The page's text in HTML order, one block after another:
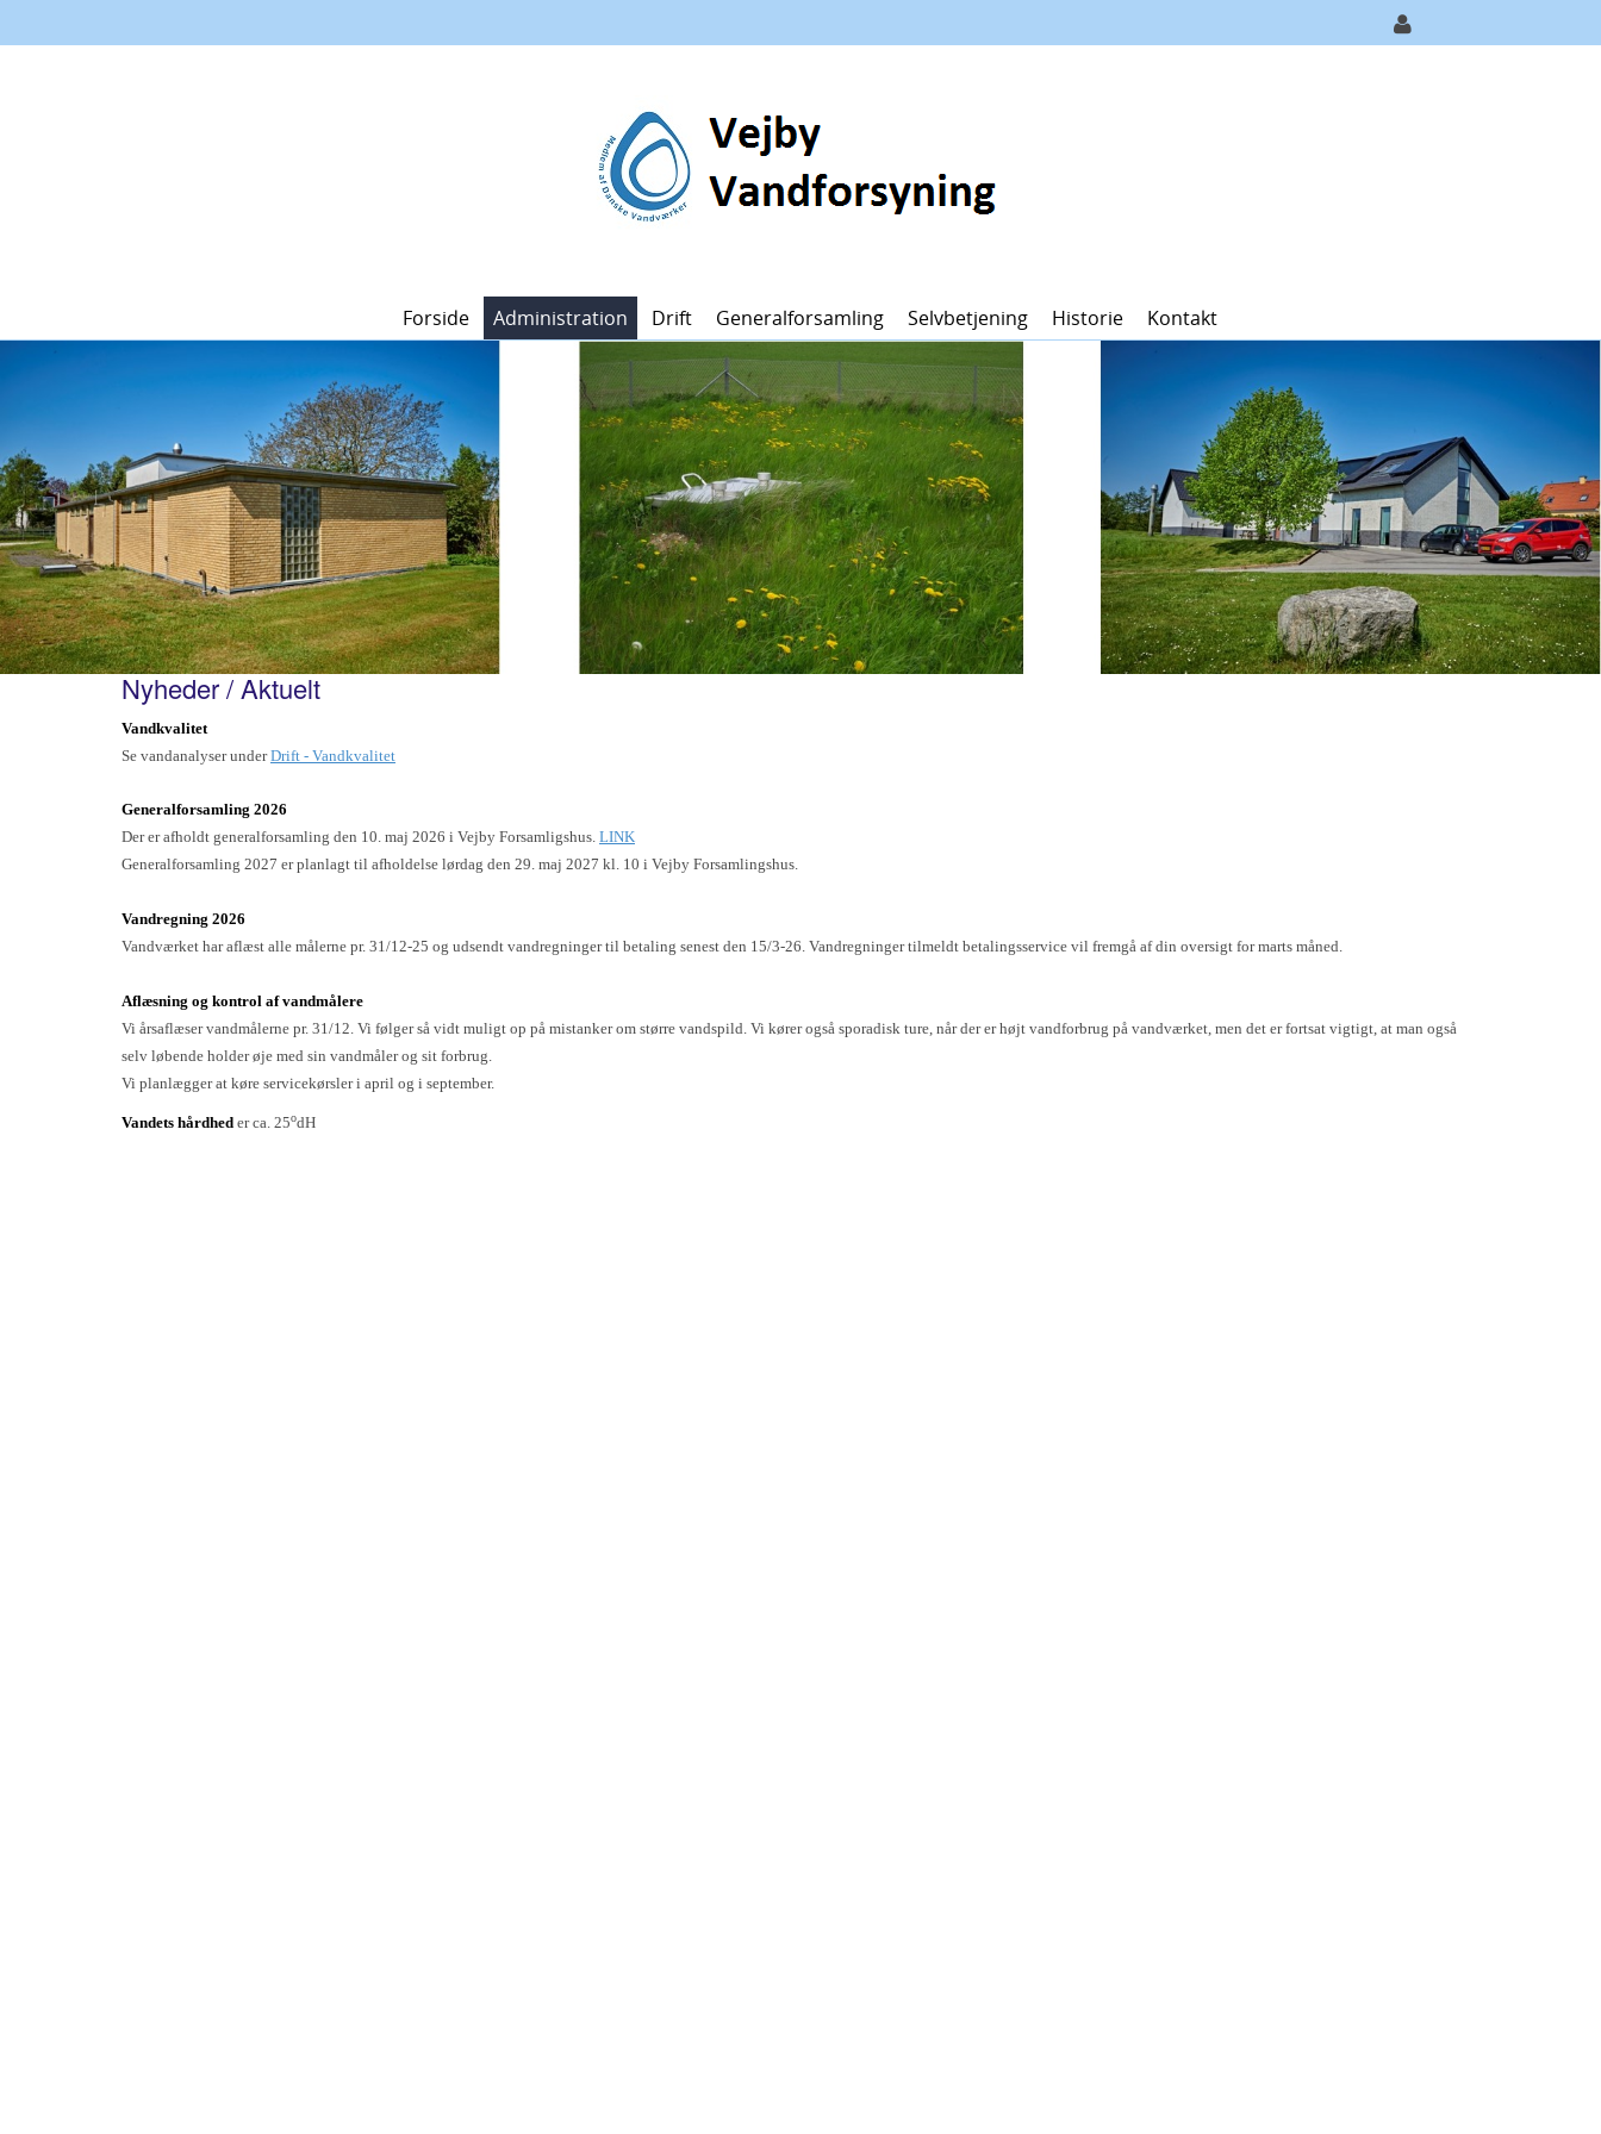
Forside Administration Drift Generalforsamling Selvbetjening Historie Kontakt
Nyheder / Aktuelt
Vandkvalitet
Se vandanalyser underDrift - Vandkvalitet
Generalforsamling 2026
Der er afholdt generalforsamling den 10. maj 2026 i Vejby Forsamligshus. LINK
Generalforsamling 2027 er planlagt til afholdelse lørdag den 29. maj 2027 kl. 10 i Vejby Forsamlingshus.
Vandregning 2026
Vandværket har aflæst alle målerne pr. 31/12-25 og udsendt vandregninger til betaling senest den 15/3-26. Vandregninger tilmeldt betalingsservice vil fremgå af din oversigt for marts måned.
Aflæsning og kontrol af vandmålere
Vi årsaflæser vandmålerne pr. 31/12. Vi følger så vidt muligt op på mistanker om større vandspild. Vi kører også sporadisk ture, når der er højt vandforbrug på vandværket, men det er fortsat vigtigt, at man også
selv løbende holder øje med sin vandmåler og sit forbrug.
Vi planlægger at køre servicekørsler i april og i september.
Vandets hårdhed er ca. 25odH